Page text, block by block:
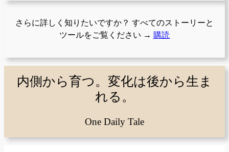
さらに詳しく知りたいですか？ すべてのストーリーと
ツールをご覧ください → 購読
内側から育つ。変化は後から生ま
れる。
One Daily Tale